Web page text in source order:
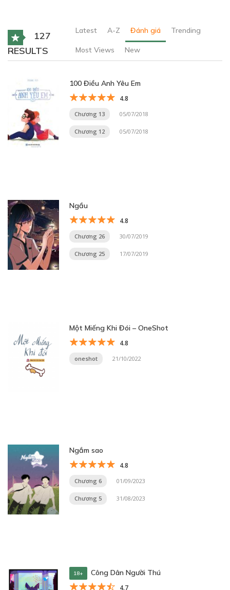
127
RESULTS
Latest A-Z Đánh giá Trending
Most Views New
100 Điều Anh Yêu Em
4.8
Chương 13 05/07/2018
Chương 12 05/07/2018
Ngầu
4.8
Chương 26 30/07/2019
Chương 25 17/07/2019
Một Miếng Khi Đói – OneShot
4.8
oneshot 21/10/2022
Ngắm sao
4.8
Chương 6 01/09/2023
Chương 5 31/08/2023
18+ Công Dân Người Thú
4.7